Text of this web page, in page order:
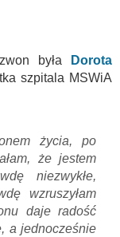
była
Dorota
szpitala MSWiA
życia, po
że jestem
niezwykłe,
wzruszyłam
daje radość
a jednocześnie